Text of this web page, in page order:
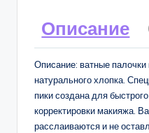
Описание
Описание: ватные
натурального хлопка.
пики создана для
корректировки макияжа.
расслаиваются и не